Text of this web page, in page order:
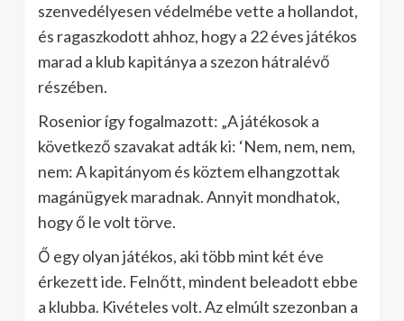
szenvedélyesen védelmébe vette a hollandot,
és ragaszkodott ahhoz, hogy a 22 éves játékos
marad a klub kapitánya a szezon hátralévő
részében.
Rosenior így fogalmazott: „A játékosok a
következő szavakat adták ki: ‘Nem, nem, nem,
nem: A kapitányom és köztem elhangzottak
magánügyek maradnak. Annyit mondhatok,
hogy ő le volt törve.
Ő egy olyan játékos, aki több mint két éve
érkezett ide. Felnőtt, mindent beleadott ebbe
a klubba. Kivételes volt. Az elmúlt szezonban a